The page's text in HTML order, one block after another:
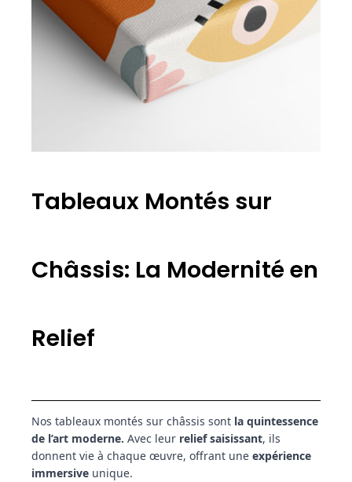
Tableaux Montés sur
Châssis: La Modernité en
Relief
Nos tableaux montés sur châssis sont la quintessence
de l’art moderne. Avec leur relief saisissant, ils
donnent vie à chaque œuvre, offrant une expérience
immersive unique.